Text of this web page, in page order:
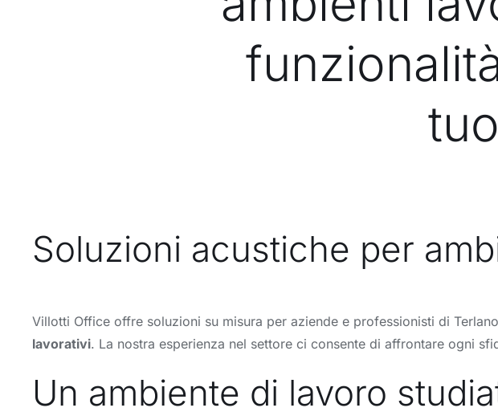
Soluzioni acustiche per
Villotti Office offre soluzioni su misura per aziende e professionisti di
lavorativi. La nostra esperienza nel settore ci consente di affrontare ogni
Un ambiente di lavoro